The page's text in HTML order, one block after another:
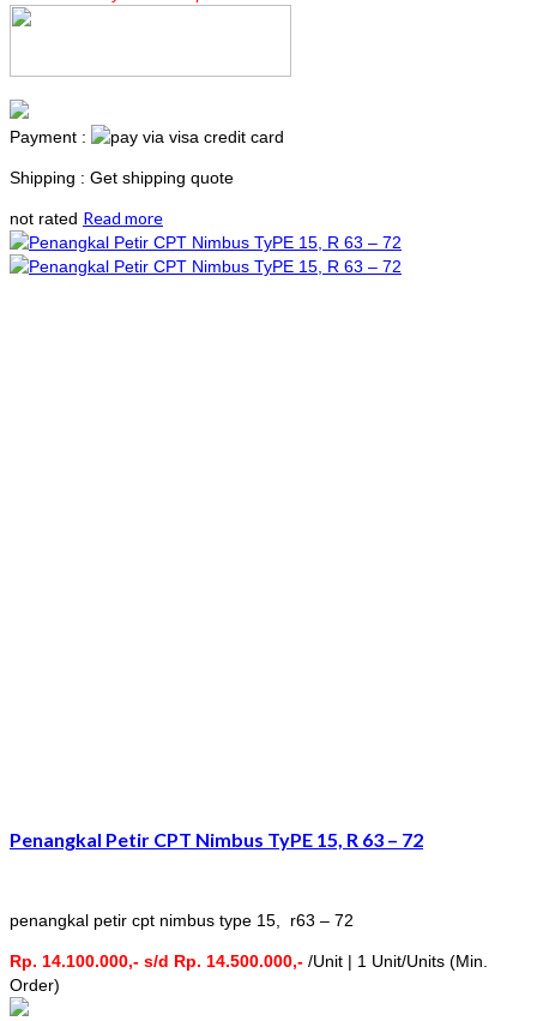
Payment :
Shipping : Get shipping quote
not rated Read more
Penangkal Petir CPT Nimbus TyPE 15, R 63 – 72
penangkal petir cpt nimbus type 15, r63 – 72
Rp. 14.100.000,- s/d Rp. 14.500.000,- /Unit | 1 Unit/Units (Min.
Order)